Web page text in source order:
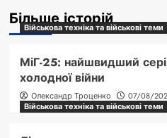
Більше історій
Військова техніка та військові теми
МіГ-25: найшвидший
холодної війни
Олександр Троценко
07/08/
Військова техніка та військові теми